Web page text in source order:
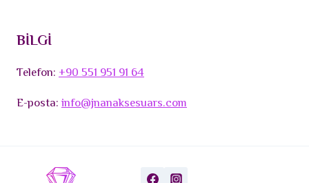
BİLGİ
Telefon:+90 551 951 91 64
E-posta:info@jnanaksesuars.com